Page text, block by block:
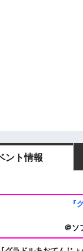
ント情報
『
＠ソ